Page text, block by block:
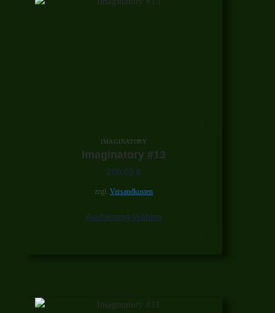
IMAGINATORY
Imaginatory #13
200,00 €
zzgl.Versandkosten
Ausführung Wählen